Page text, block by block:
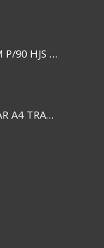
ESPIRAL PLASTICO 12 MM P/90 HJS X50X1500
TAPA PARA ENCUADERNAR A4 TRANSP x50x500